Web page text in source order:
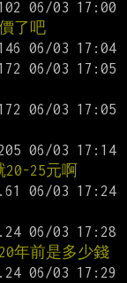
了吧
25元啊
年前是多少錢